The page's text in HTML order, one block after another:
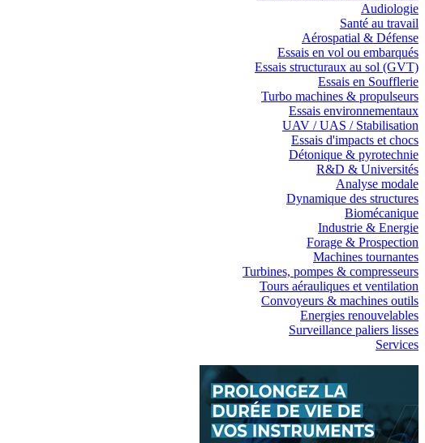
Audiologie
Santé au travail
Aérospatial & Défense
Essais en vol ou embarqués
Essais structuraux au sol (GVT)
Essais en Soufflerie
Turbo machines & propulseurs
Essais environnementaux
UAV / UAS / Stabilisation
Essais d'impacts et chocs
Détonique & pyrotechnie
R&D & Universités
Analyse modale
Dynamique des structures
Biomécanique
Industrie & Energie
Forage & Prospection
Machines tournantes
Turbines, pompes & compresseurs
Tours aérauliques et ventilation
Convoyeurs & machines outils
Energies renouvelables
Surveillance paliers lisses
Services